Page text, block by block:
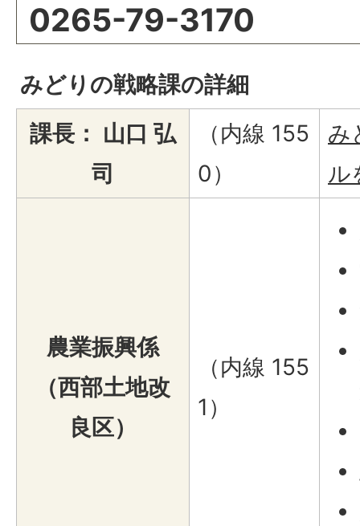
0265-79-3170
みどりの戦略課の詳細
課長： 山口 弘
司
（内線 155
0）
み
ル
農業振興係
（西部土地改
良区）
（内線 155
1）